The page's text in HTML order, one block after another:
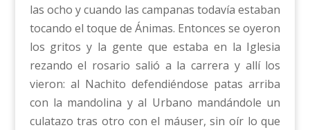
las ocho y cuando las campanas todavía estaban
tocando el toque de Ánimas. Entonces se oyeron
los gritos y la gente que estaba en la Iglesia
rezando el rosario salió a la carrera y allí los
vieron: al Nachito defendiéndose patas arriba
con la mandolina y al Urbano mandándole un
culatazo tras otro con el máuser, sin oír lo que